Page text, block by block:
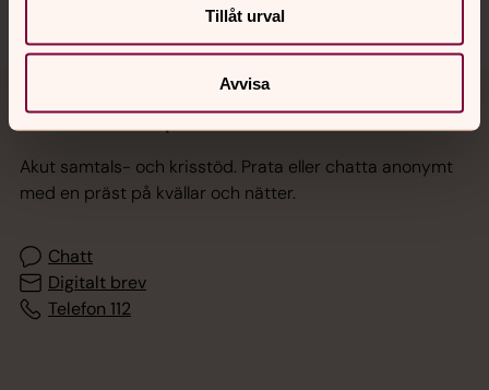
Tillåt urval
Avvisa
Jourhavande präst
Akut samtals- och krisstöd. Prata eller chatta anonymt
med en präst på kvällar och nätter.
Chatt
Digitalt brev
Telefon 112